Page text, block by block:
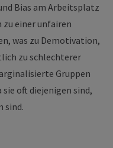
Bias am Arbeitsplatz
zu einer unfairen
was zu Demotivation,
zu schlechterer
Gruppen
oft diejenigen sind,
sind.